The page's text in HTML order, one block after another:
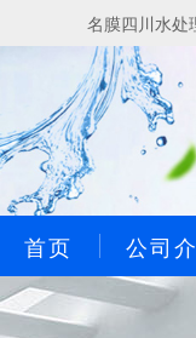
名膜四川水处
首页 公司